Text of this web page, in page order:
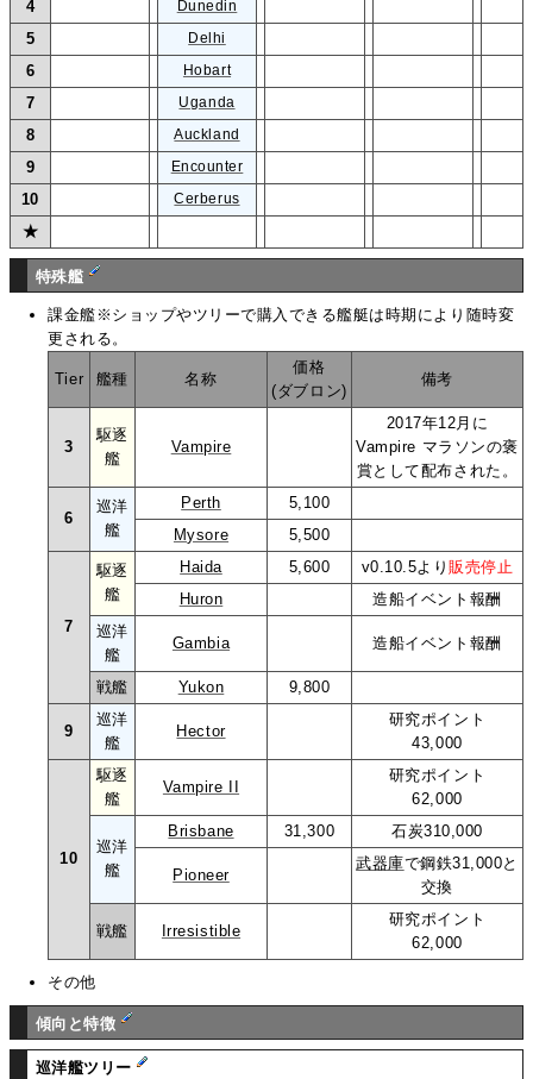
4 Dunedin
5 Delhi
6 Hobart
7 Uganda
8 Auckland
9 Encounter
10 Cerberus
★
特殊艦
課金艦※ショップやツリーで購入できる艦艇は時期により随時変
更される。
Tier 艦種 名称
価格
(ダブロン)
備考
3
駆逐
艦
Vampire
2017年12月に
Vampire マラソンの褒
賞として配布された。
6
巡洋
艦
Perth
5,100
Mysore
5,500
7
駆逐
艦
Haida 5,600 v0.10.5より 販売停止
Huron
造船イベント報酬
巡洋
艦
Gambia 造船イベント報酬
戦艦 Yukon 9,800
9
巡洋
艦
Hector
研究ポイント
43,000
10
駆逐
艦
Vampire II
研究ポイント
62,000
巡洋
艦
Brisbane 31,300 石炭310,000
Pioneer
武器庫で鋼鉄31,000と
交換
戦艦 Irresistible
研究ポイント
62,000
その他
傾向と特徴
巡洋艦ツリー